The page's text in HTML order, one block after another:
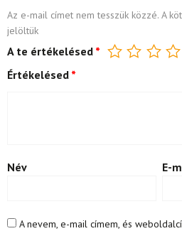
Az e-mail címet nem tesszük közzé. A
jelöltük
A te értékelésed *
Értékelésed *
Név E-
A nevem, e-mail címem, és